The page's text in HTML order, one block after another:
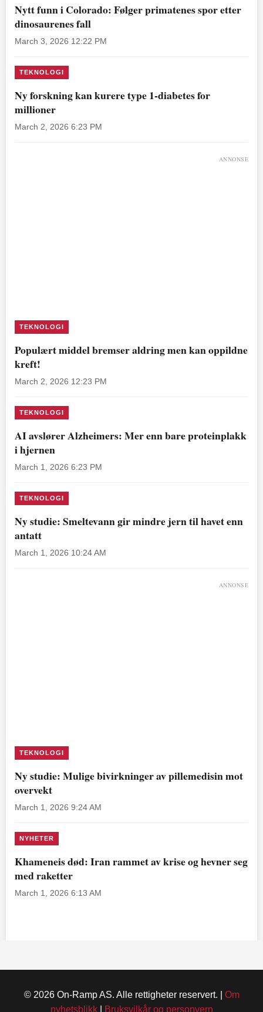
Nytt funn i Colorado: Følger primatenes spor etter
dinosaurenes fall
March 3, 2026 12:22 PM
TEKNOLOGI
Ny forskning kan kurere type 1-diabetes for
millioner
March 2, 2026 6:23 PM
ANNONSE
TEKNOLOGI
Populært middel bremser aldring men kan oppildne
kreft!
March 2, 2026 12:23 PM
TEKNOLOGI
AI avslører Alzheimers: Mer enn bare proteinplakk
i hjernen
March 1, 2026 6:23 PM
TEKNOLOGI
Ny studie: Smeltevann gir mindre jern til havet enn
antatt
March 1, 2026 10:24 AM
ANNONSE
TEKNOLOGI
Ny studie: Mulige bivirkninger av pillemedisin mot
overvekt
March 1, 2026 9:24 AM
NYHETER
Khameneis død: Iran rammet av krise og hevner seg
med raketter
March 1, 2026 6:13 AM
© 2026 On-Ramp AS. Alle rettigheter reservert. | Om
nyhetsblikk| Bruksvilkår og personvern